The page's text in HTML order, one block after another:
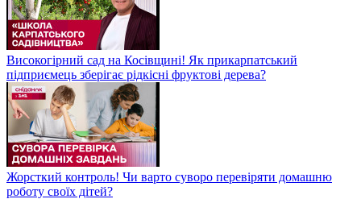
Високогірний сад на Косівщині! Як прикарпатський
підприємець зберігає рідкісні фруктові дерева?
Жорсткий контроль! Чи варто суворо перевіряти домашню
роботу своїх дітей?